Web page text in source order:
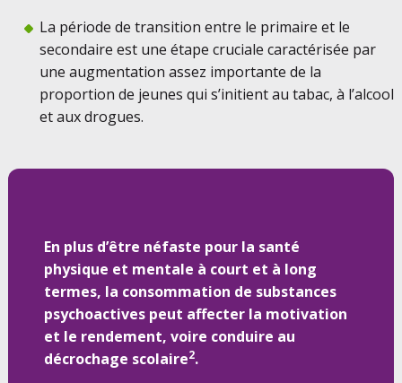
La période de transition entre le primaire et le
secondaire est une étape cruciale caractérisée par
une augmentation assez importante de la
proportion de jeunes qui s’initient au tabac, à l’alcool
et aux drogues.
En plus d’être néfaste pour la santé
physique et mentale à court et à long
termes, la consommation de substances
psychoactives peut affecter la motivation
et le rendement, voire conduire au
décrochage scolaire2.